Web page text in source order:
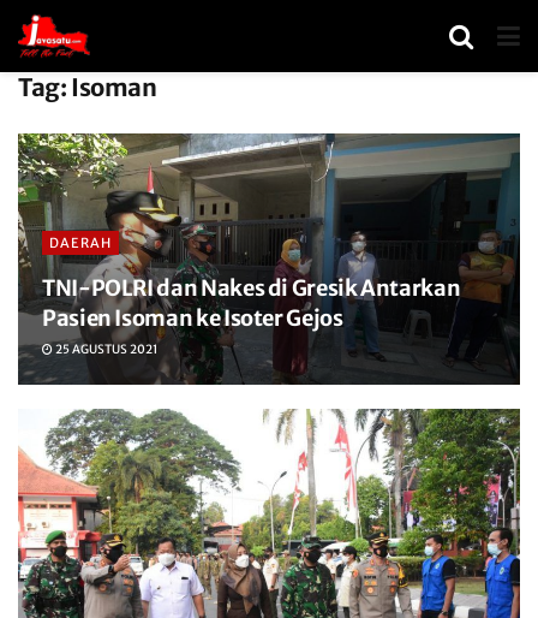
Tag: Isoman
DAERAH
TNI-POLRI dan Nakes di Gresik Antarkan
Pasien Isoman ke Isoter Gejos
25 AGUSTUS 2021